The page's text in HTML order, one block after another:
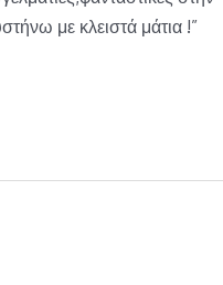
με κλειστά μάτια !”